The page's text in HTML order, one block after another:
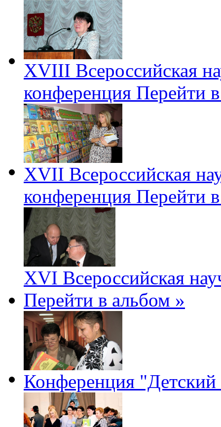
XVIII Всероссийская
конференция Перейти
XVII Всероссийская
конференция Перейти
XVI Всероссийская
Перейти в альбом »
Конференция